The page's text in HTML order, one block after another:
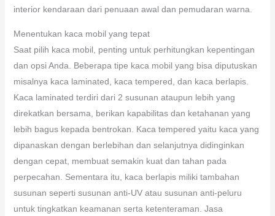
interior kendaraan dari penuaan awal dan pemudaran warna.
Menentukan kaca mobil yang tepat
Saat pilih kaca mobil, penting untuk perhitungkan kepentingan
dan opsi Anda. Beberapa tipe kaca mobil yang bisa diputuskan
misalnya kaca laminated, kaca tempered, dan kaca berlapis.
Kaca laminated terdiri dari 2 susunan ataupun lebih yang
direkatkan bersama, berikan kapabilitas dan ketahanan yang
lebih bagus kepada bentrokan. Kaca tempered yaitu kaca yang
dipanaskan dengan berlebihan dan selanjutnya didinginkan
dengan cepat, membuat semakin kuat dan tahan pada
perpecahan. Sementara itu, kaca berlapis miliki tambahan
susunan seperti susunan anti-UV atau susunan anti-peluru
untuk tingkatkan keamanan serta ketenteraman. Jasa